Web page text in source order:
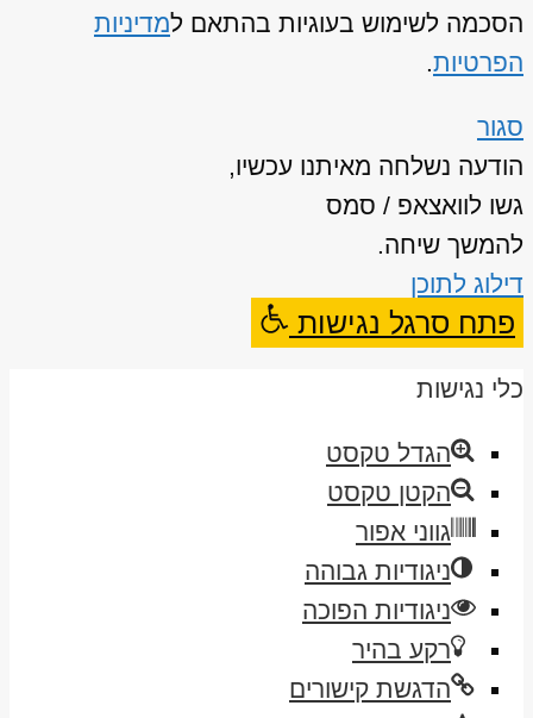
הסכמה לשימוש בעוגיות בהתאם למדיניות
הפרטיות.
סגור
הודעה נשלחה מאיתנו עכשיו,
גשו לוואצאפ / סמס
להמשך שיחה.
דילוג לתוכן
פתח סרגל נגישות
כלי נגישות
הגדל טקסט
הקטן טקסט
גווני אפור
ניגודיות גבוהה
ניגודיות הפוכה
רקע בהיר
הדגשת קישורים